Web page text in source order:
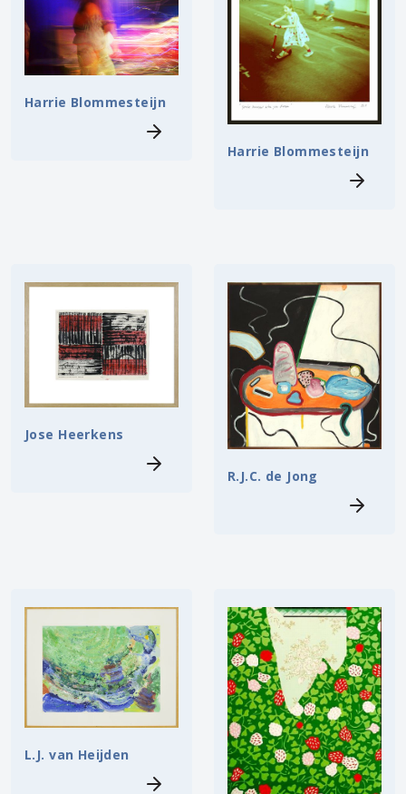
Harrie Blommesteijn
Harrie Blommesteijn
Jose Heerkens
R.J.C. de Jong
L.J. van Heijden